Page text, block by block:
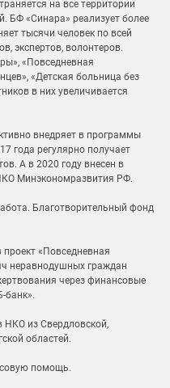
на все территории
БФ «Синара» реализует более
тысячи человек по всей
экспертов, волонтеров.
«Повседневная
«Детская больница без
в них увеличивается
внедряет в программы
года регулярно получает
А в 2020 году внесен в
Минэкономразвития РФ.
Благотворительный фонд
«Повседневная
неравнодушных граждан
через финансовые
банк».
НКО из Свердловской,
областей.
помощь.